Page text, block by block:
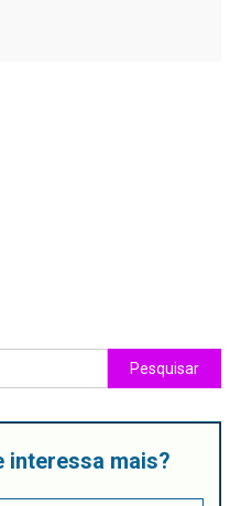
interessa mais?